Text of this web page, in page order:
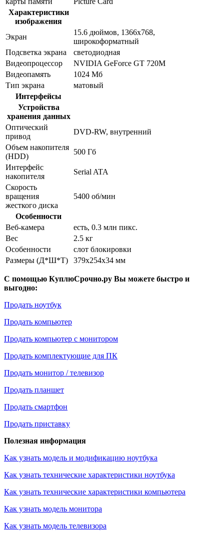
Характеристики
изображения
Экран
15.6 дюймов, 1366x768,
широкоформатный
Подсветка экрана
светодиодная
Видеопроцессор
NVIDIA GeForce GT 720M
Видеопамять
1024 Мб
Тип экрана
матовый
Интерфейсы
Устройства
хранения данных
Оптический
привод
DVD-RW, внутренний
Объем накопителя
(HDD)
500 Гб
Интерфейс
накопителя
Serial ATA
Скорость
вращения
жесткого диска
5400 об/мин
Особенности
Веб-камера
есть, 0.3 млн пикс.
Вес
2.5 кг
Особенности
слот блокировки
Размеры (Д*Ш*Т)
379x254x34 мм
С помощью КуплюСрочно.ру Вы можете быстро и
выгодно:
Продать ноутбук
Продать компьютер
Продать компьютер с монитором
Продать комплектующие для ПК
Продать монитор / телевизор
Продать планшет
Продать смартфон
Продать приставку
Полезная информация
Как узнать модель и модификацию ноутбука
Как узнать технические характеристики ноутбука
Как узнать технические характеристики компьютера
Как узнать модель монитора
Как узнать модель телевизора